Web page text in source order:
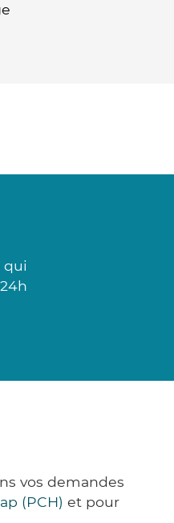
qui
vos demandes
(PCH) et pour